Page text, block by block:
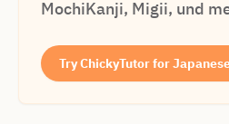
MochiKanji, Migii, und
Try ChickyTutor for